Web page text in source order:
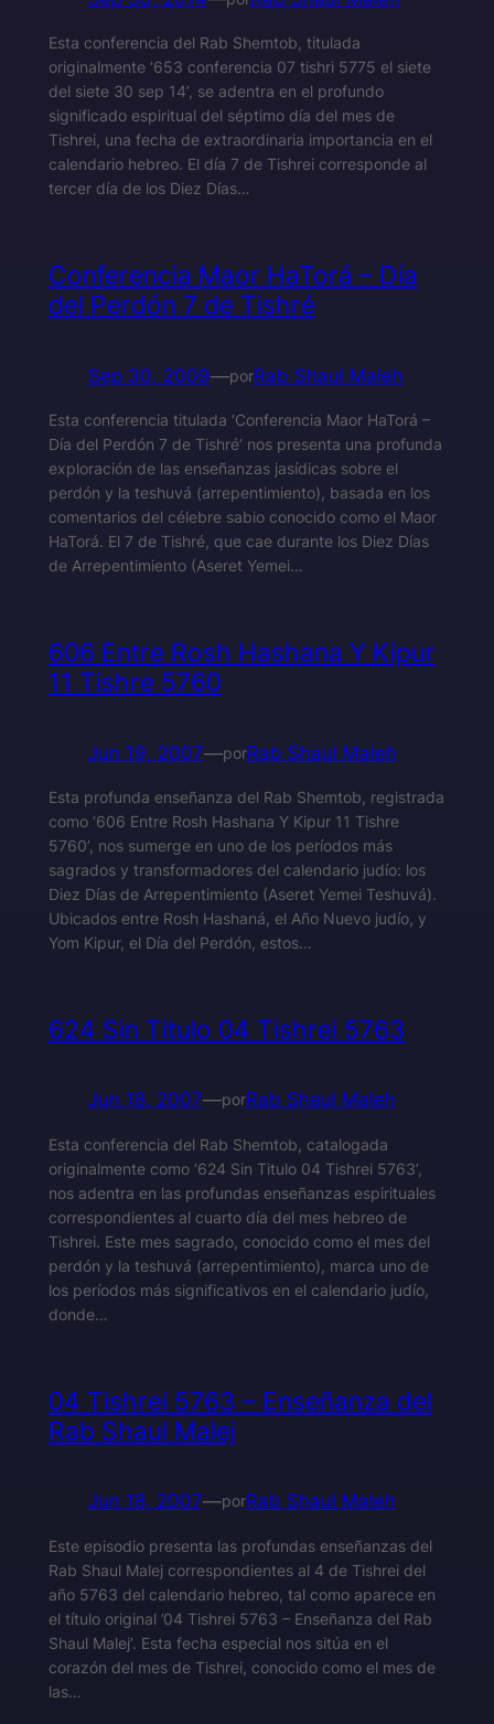
Esta conferencia del Rab Shemtob, titulada
originalmente ‘653 conferencia 07 tishri 5775 el siete
del siete 30 sep 14’, se adentra en el profundo
significado espiritual del séptimo día del mes de
Tishrei, una fecha de extraordinaria importancia en el
calendario hebreo. El día 7 de Tishrei corresponde al
tercer día de los Diez Días…
Conferencia Maor HaTorá – Día
del Perdón 7 de Tishré
Sep 30, 2009—porRab Shaul Maleh
Esta conferencia titulada ‘Conferencia Maor HaTorá –
Día del Perdón 7 de Tishré’ nos presenta una profunda
exploración de las enseñanzas jasídicas sobre el
perdón y la teshuvá (arrepentimiento), basada en los
comentarios del célebre sabio conocido como el Maor
HaTorá. El 7 de Tishré, que cae durante los Diez Días
de Arrepentimiento (Aseret Yemei…
606 Entre Rosh Hashana Y Kipur
11 Tishre 5760
Jun 19, 2007—porRab Shaul Maleh
Esta profunda enseñanza del Rab Shemtob, registrada
como ‘606 Entre Rosh Hashana Y Kipur 11 Tishre
5760’, nos sumerge en uno de los períodos más
sagrados y transformadores del calendario judío: los
Diez Días de Arrepentimiento (Aseret Yemei Teshuvá).
Ubicados entre Rosh Hashaná, el Año Nuevo judío, y
Yom Kipur, el Día del Perdón, estos…
624 Sin Titulo 04 Tishrei 5763
Jun 18, 2007—porRab Shaul Maleh
Esta conferencia del Rab Shemtob, catalogada
originalmente como ‘624 Sin Titulo 04 Tishrei 5763’,
nos adentra en las profundas enseñanzas espirituales
correspondientes al cuarto día del mes hebreo de
Tishrei. Este mes sagrado, conocido como el mes del
perdón y la teshuvá (arrepentimiento), marca uno de
los períodos más significativos en el calendario judío,
donde…
04 Tishrei 5763 – Enseñanza del
Rab Shaul Malej
Jun 18, 2007—porRab Shaul Maleh
Este episodio presenta las profundas enseñanzas del
Rab Shaul Malej correspondientes al 4 de Tishrei del
año 5763 del calendario hebreo, tal como aparece en
el título original ’04 Tishrei 5763 – Enseñanza del Rab
Shaul Malej’. Esta fecha especial nos sitúa en el
corazón del mes de Tishrei, conocido como el mes de
las…